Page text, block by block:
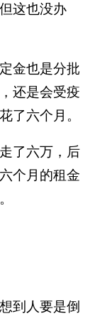
这也没办
金也是分批
还是会受疫
了六个月。
了六万，后
个月的租金
到人要是倒